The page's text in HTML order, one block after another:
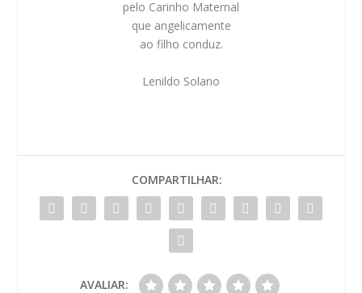
pelo Carinho Maternal
que angelicamente
ao filho conduz.
Lenildo Solano
COMPARTILHAR:
AVALIAR: